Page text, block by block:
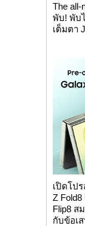
The
พับ! พับ
เต็มตา
เปิดโป
Z Fold8
Flip8 ส
กับข้อเ